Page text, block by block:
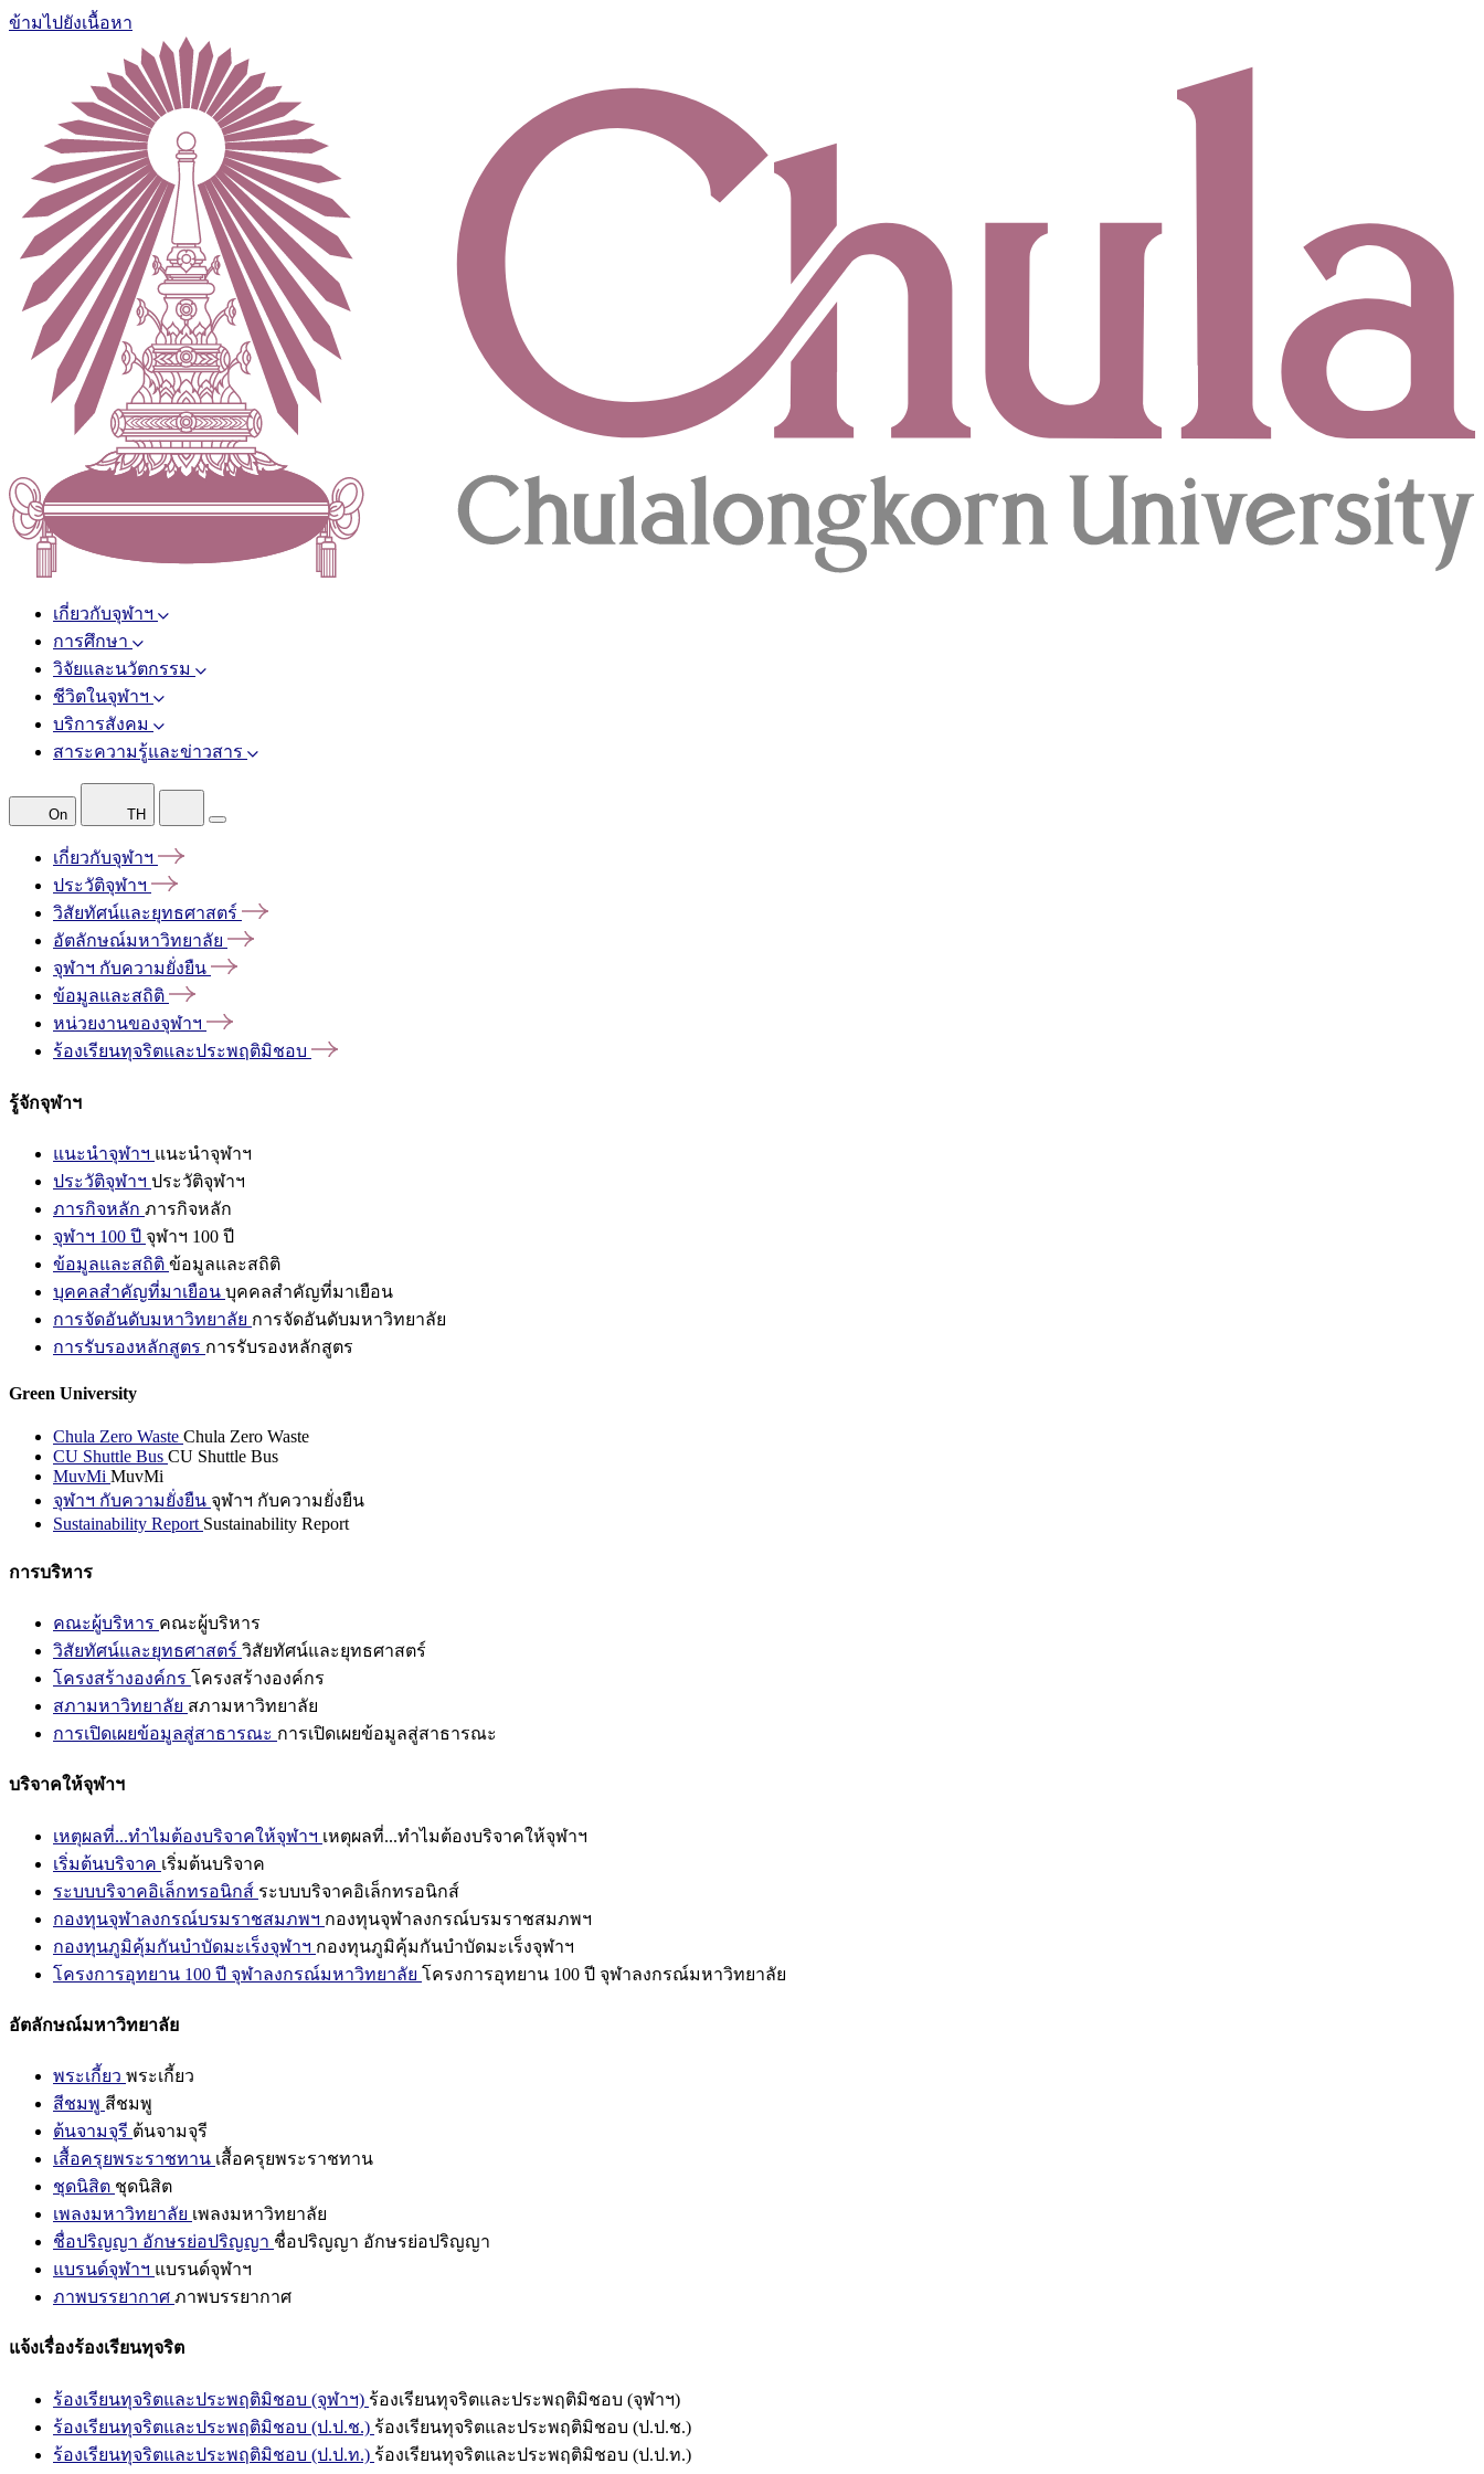
ข้ามไปยังเนื้อหา
เกี่ยวกับจุฬาฯ
การศึกษา
วิจัยและนวัตกรรม
ชีวิตในจุฬาฯ
บริการสังคม
สาระความรู้และข่าวสาร
On TH
เกี่ยวกับจุฬาฯ
ประวัติจุฬาฯ
วิสัยทัศน์และยุทธศาสตร์
อัตลักษณ์มหาวิทยาลัย
จุฬาฯ กับความยั่งยืน
ข้อมูลและสถิติ
หน่วยงานของจุฬาฯ
ร้องเรียนทุจริตและประพฤติมิชอบ
รู้จักจุฬาฯ
แนะนำจุฬาฯ แนะนำจุฬาฯ
ประวัติจุฬาฯ ประวัติจุฬาฯ
ภารกิจหลัก ภารกิจหลัก
จุฬาฯ 100 ปี จุฬาฯ 100 ปี
ข้อมูลและสถิติ ข้อมูลและสถิติ
บุคคลสำคัญที่มาเยือน บุคคลสำคัญที่มาเยือน
การจัดอันดับมหาวิทยาลัย การจัดอันดับมหาวิทยาลัย
การรับรองหลักสูตร การรับรองหลักสูตร
Green University
Chula Zero Waste Chula Zero Waste
CU Shuttle Bus CU Shuttle Bus
MuvMi MuvMi
จุฬาฯ กับความยั่งยืน จุฬาฯ กับความยั่งยืน
Sustainability Report Sustainability Report
การบริหาร
คณะผู้บริหาร คณะผู้บริหาร
วิสัยทัศน์และยุทธศาสตร์ วิสัยทัศน์และยุทธศาสตร์
โครงสร้างองค์กร โครงสร้างองค์กร
สภามหาวิทยาลัย สภามหาวิทยาลัย
การเปิดเผยข้อมูลสู่สาธารณะ การเปิดเผยข้อมูลสู่สาธารณะ
บริจาคให้จุฬาฯ
เหตุผลที่...ทำไมต้องบริจาคให้จุฬาฯ เหตุผลที่...ทำไมต้องบริจาคให้จุฬาฯ
เริ่มต้นบริจาค เริ่มต้นบริจาค
ระบบบริจาคอิเล็กทรอนิกส์ ระบบบริจาคอิเล็กทรอนิกส์
กองทุนจุฬาลงกรณ์บรมราชสมภพฯ กองทุนจุฬาลงกรณ์บรมราชสมภพฯ
กองทุนภูมิคุ้มกันบำบัดมะเร็งจุฬาฯ กองทุนภูมิคุ้มกันบำบัดมะเร็งจุฬาฯ
โครงการอุทยาน 100 ปี จุฬาลงกรณ์มหาวิทยาลัย โครงการอุทยาน 100 ปี จุฬาลงกรณ์มหาวิทยาลัย
อัตลักษณ์มหาวิทยาลัย
พระเกี้ยว พระเกี้ยว
สีชมพู สีชมพู
ต้นจามจุรี ต้นจามจุรี
เสื้อครุยพระราชทาน เสื้อครุยพระราชทาน
ชุดนิสิต ชุดนิสิต
เพลงมหาวิทยาลัย เพลงมหาวิทยาลัย
ชื่อปริญญา อักษรย่อปริญญา ชื่อปริญญา อักษรย่อปริญญา
แบรนด์จุฬาฯ แบรนด์จุฬาฯ
ภาพบรรยากาศ ภาพบรรยากาศ
แจ้งเรื่องร้องเรียนทุจริต
ร้องเรียนทุจริตและประพฤติมิชอบ (จุฬาฯ) ร้องเรียนทุจริตและประพฤติมิชอบ (จุฬาฯ)
ร้องเรียนทุจริตและประพฤติมิชอบ (ป.ป.ช.) ร้องเรียนทุจริตและประพฤติมิชอบ (ป.ป.ช.)
ร้องเรียนทุจริตและประพฤติมิชอบ (ป.ป.ท.) ร้องเรียนทุจริตและประพฤติมิชอบ (ป.ป.ท.)